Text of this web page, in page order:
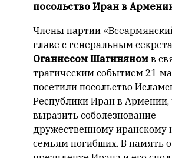
посольство Иран в
Члены партии
главе с генеральным
Оганнесом Шагиняном в
трагическим событием 21
посетили посольство
Республики Иран в
выразить соболезнование
дружественному иранскому
семьям погибших. В память